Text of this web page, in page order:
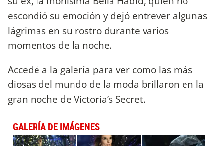
escondió su emoción y dejó entrever algunas
lágrimas en su rostro durante varios
momentos de la noche.
Accedé a la galería para ver como las más
diosas del mundo de la moda brillaron en la
gran noche de Victoria’s Secret.
GALERÍA DE IMÁGENES